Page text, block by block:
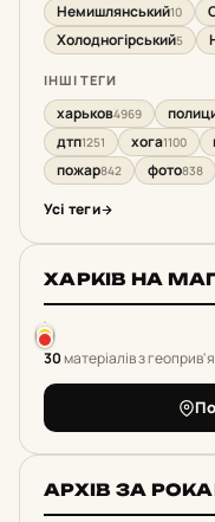
Немишлянський10
Холодногірський5
ІНШІ ТЕГИ
харьков4969
дтп1251 хога1100
пожар842 фото838
Усі теги
ХАРКІВ НА
30матеріалів з
АРХІВ ЗА